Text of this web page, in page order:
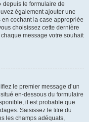
depuis le formulaire de
également ajouter une
cochant la case appropriée
choisissez cette dernière
message votre souhait
le premier message d’un
en-dessous du formulaire
il est probable que
Saisissez le titre du
les champs adéquats,